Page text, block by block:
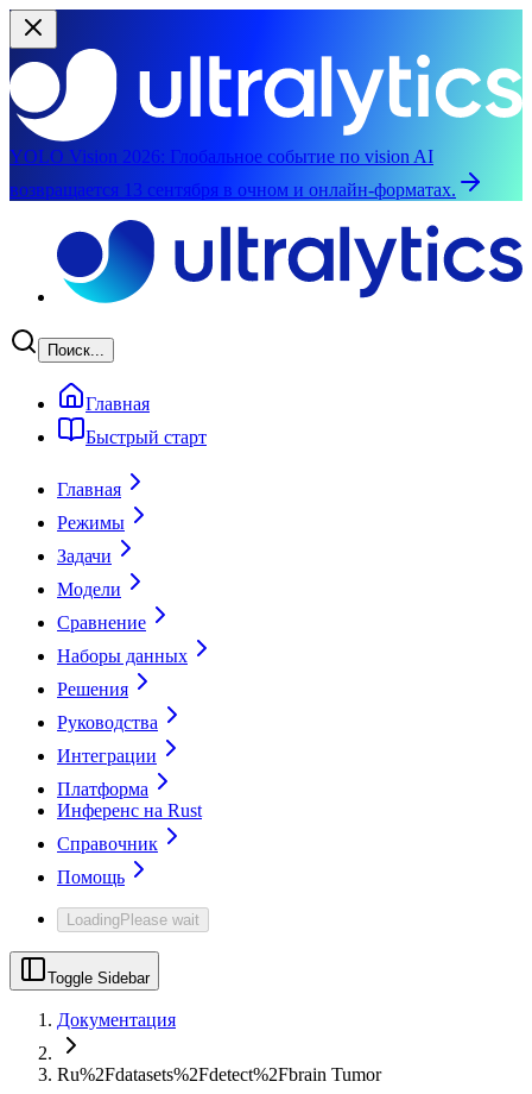
YOLO Vision 2026: Глобальное событие по vision AI
возвращается 13 сентября в очном и онлайн-форматах.
Поиск...
Главная
Быстрый старт
Главная
Режимы
Задачи
Модели
Сравнение
Наборы данных
Решения
Руководства
Интеграции
Платформа
Инференс на Rust
Справочник
Помощь
LoadingPlease wait
Toggle Sidebar
Документация
Ru%2Fdatasets%2Fdetect%2Fbrain Tumor